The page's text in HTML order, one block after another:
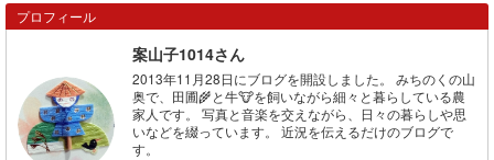
プロフィール
案山子1014さん
2013年11月28日にブログを開設しました。 みちのくの山
奥で、田圃🌾と牛🐮を飼いながら細々と暮らしている農
家人です。 写真と音楽を交えながら、日々の暮らしや思
いなどを綴っています。 近況を伝えるだけのブログで
す。